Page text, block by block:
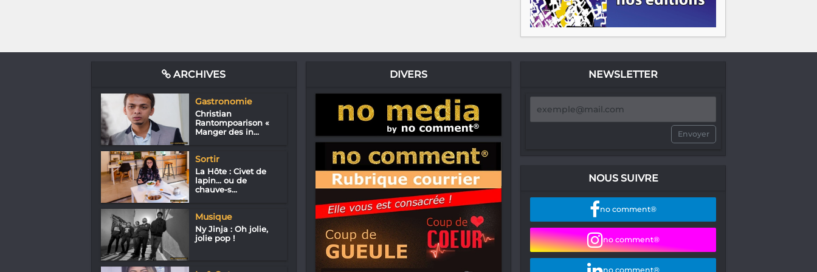
ARCHIVES
Gastronomie
Christian
Rantompoarison «
Manger des in...
Sortir
La Hôte : Civet de
lapin… ou de
chauve-s...
Musique
Ny Jinja : Oh jolie,
jolie pop !
DIVERS NEWSLETTER
Envoyer
NOUS SUIVRE
no comment®
no comment®
no comment®